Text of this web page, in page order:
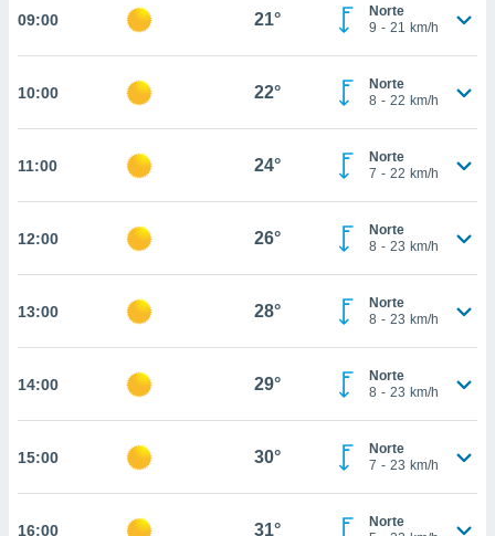
permite
coste.
botón
a la
todas
ya sean
nos
en
perfil
y
CONTINUAR
09:00 21°
Norte
9 - 21 km/h
10:00 22°
Norte
8 - 22 km/h
11:00 24°
Norte
7 - 22 km/h
12:00 26°
Norte
8 - 23 km/h
13:00 28°
Norte
8 - 23 km/h
14:00 29°
Norte
8 - 23 km/h
15:00 30°
Norte
7 - 23 km/h
16:00 31°
Norte